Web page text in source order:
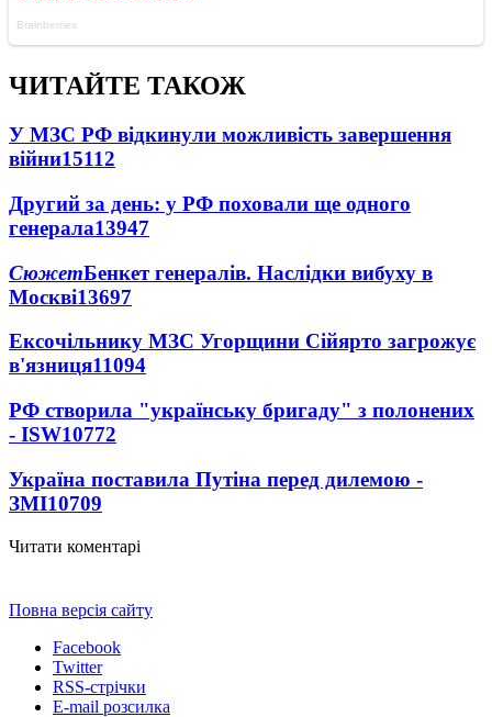
ЧИТАЙТЕ ТАКОЖ
У МЗС РФ відкинули можливість завершення
війни15112
Другий за день: у РФ поховали ще одного
генерала13947
СюжетБенкет генералів. Наслідки вибуху в
Москві13697
Ексочільнику МЗС Угорщини Сійярто загрожує
в'язниця11094
РФ створила "українську бригаду" з полонених
- ISW10772
Україна поставила Путіна перед дилемою -
ЗМІ10709
Читати коментарі
Повна версія сайту
Facebook
Twitter
RSS-стрічки
E-mail розсилка